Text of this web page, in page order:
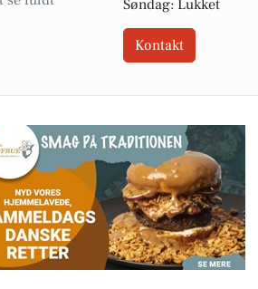
Søndag: Lukket
Kontakt